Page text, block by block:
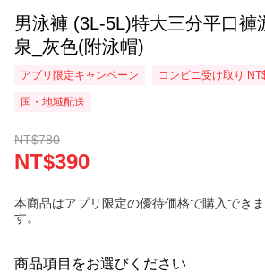
男泳褲 (3L-5L)特大三分平口褲
泉_灰色(附泳帽)
アプリ限定キャンペーン コンビニ受け取り
国・地域配送
NT$780
NT$390
本商品はアプリ限定の優待価格で購入できま
す。
商品項目をお選びください